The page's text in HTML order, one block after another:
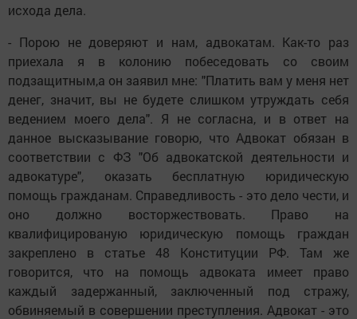
исхода дела.
- Порою не доверяют и нам, адвокатам. Как-то раз
приехала я в колонию побеседовать со своим
подзащитным,а он заявил мне: "Платить вам у меня нет
денег, значит, вы не будете слишком утруждать себя
ведением моего дела". Я не согласна, и в ответ на
данное высказывание говорю, что Адвокат обязан в
соответствии с ФЗ "Об адвокатской деятельности и
адвокатуре", оказать бесплатную юридическую
помощь гражданам. Справедливость - это дело чести, и
оно должно восторжествовать. Право на
квалифицированую юридическую помощь граждан
закреплено в статье 48 Конституции РФ. Там же
говорится, что на помощь адвоката имеет право
каждый задержанный, заключенный под стражу,
обвиняемый в совершении преступления. Адвокат - это